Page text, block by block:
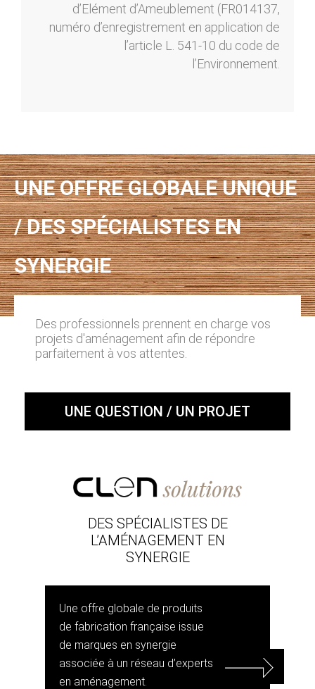
d’Elément d’Ameublement (FR014137,
numéro d’enregistrement en application de
l’article L. 541-10 du code de
l’Environnement.
UNE OFFRE GLOBALE UNIQUE
/ DES SPÉCIALISTES EN
SYNERGIE
Des professionnels prennent en charge vos
projets d'aménagement afin de répondre
parfaitement à vos attentes.
UNE QUESTION / UN PROJET
DES SPÉCIALISTES DE
L’AMÉNAGEMENT EN
SYNERGIE
Une offre globale de produits
de fabrication française issue
de marques en synergie
associée à un réseau d’experts
en aménagement.